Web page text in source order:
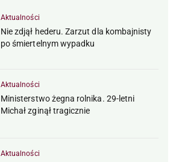
Aktualności
Nie zdjął hederu. Zarzut dla kombajnisty
po śmiertelnym wypadku
Aktualności
Ministerstwo żegna rolnika. 29-letni
Michał zginął tragicznie
Aktualności